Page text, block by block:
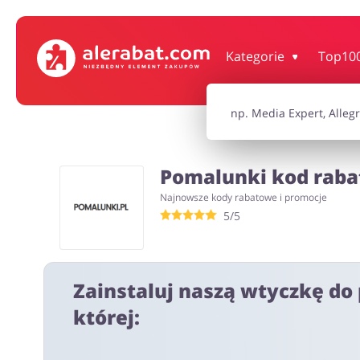
Kategorie
Turystyka i Podróże Usługi
Pomalunki kod
Najnowsze kody rabatowe i promocje
5/5
Zainstaluj naszą wtyczkę
której: